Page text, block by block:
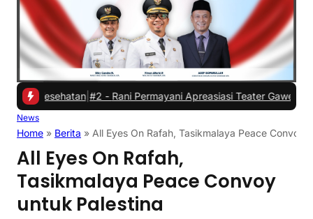
Kesehatan|#2 -Rani Permayani Apreasiasi Teater Gawe SMKN 3
News
Home » Berita » All Eyes On Rafah, Tasikmalaya Peace Convoy
All Eyes On Rafah,
Tasikmalaya Peace Convoy
untuk Palestina